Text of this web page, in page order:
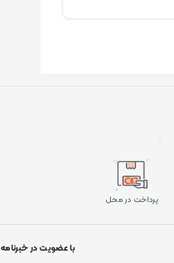
پرداخت در محل
با عضویت در خبرنامه Hstock از اخرین تخفیفات ما با خبر شوید